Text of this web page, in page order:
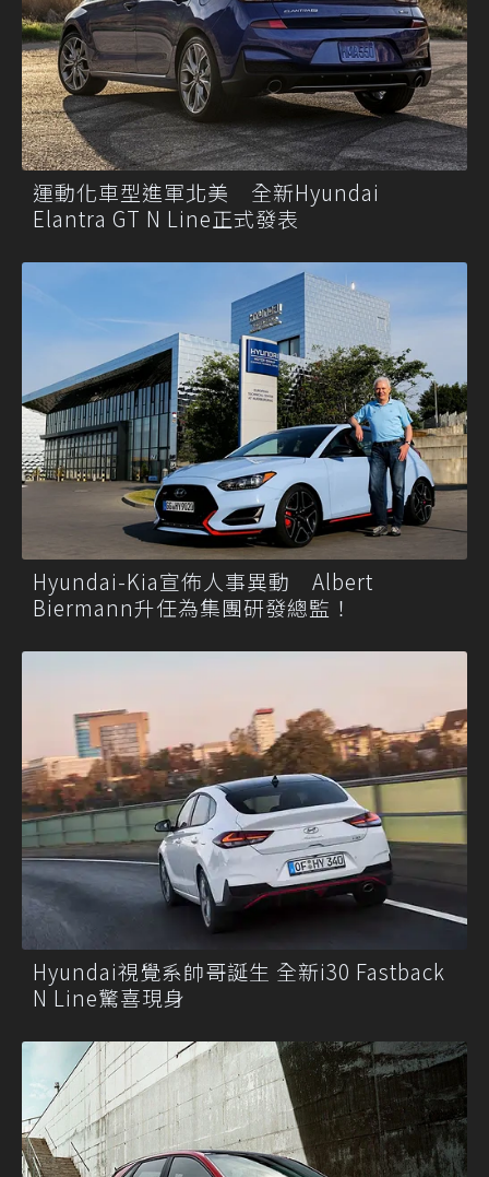
運動化車型進軍北美 全新Hyundai
Elantra GT N Line正式發表
Hyundai-Kia宣佈人事異動 Albert
Biermann升任為集團研發總監！
Hyundai視覺系帥哥誕生 全新i30 Fastback
N Line驚喜現身